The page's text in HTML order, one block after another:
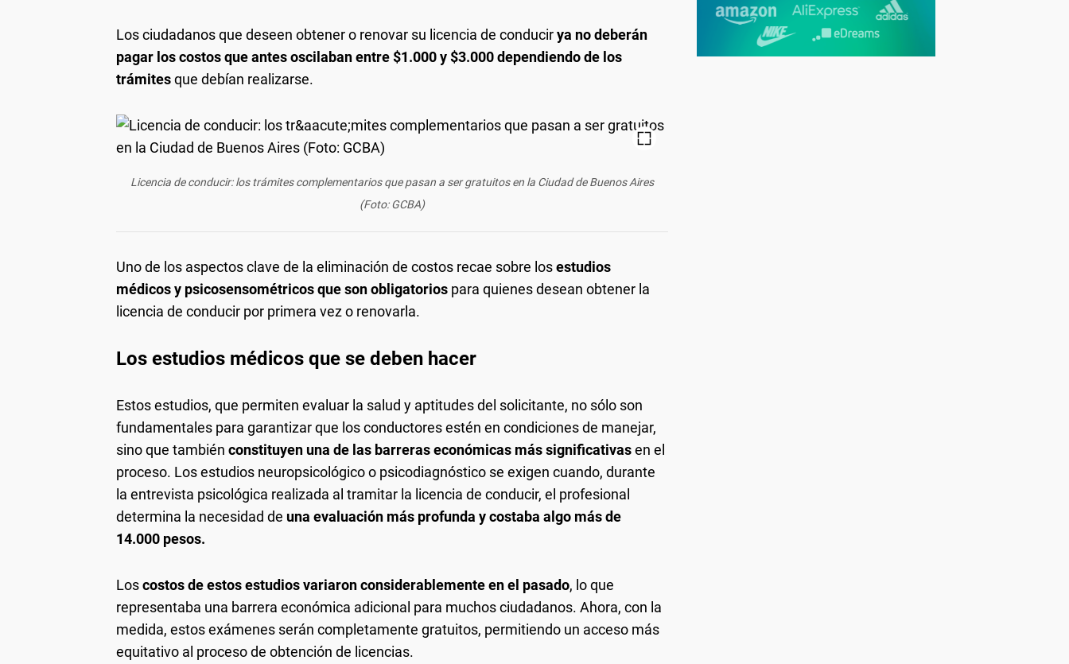
Los ciudadanos que deseen obtener o renovar su licencia de conducirya no deberán
pagar los costos que antes oscilaban entre $1.000 y $3.000 dependiendo de los
trámitesque debían realizarse.
Licencia de conducir: los trámites complementarios que pasan a ser gratuitos en la Ciudad de Buenos Aires
(Foto: GCBA)
Uno de los aspectos clave de la eliminación de costos recae sobre losestudios
médicos y psicosensométricos que son obligatorios para quienes desean obtener la
licencia de conducir por primera vez o renovarla.
Los estudios médicos que se deben hacer
Estos estudios, que permiten evaluar la salud y aptitudes del solicitante, no sólo son
fundamentales para garantizar que los conductores estén en condiciones de manejar,
sino que también constituyen una de las barreras económicas más significativasen el
proceso. Los estudios neuropsicológico o psicodiagnóstico se exigen cuando, durante
la entrevista psicológica realizada al tramitar la licencia de conducir, el profesional
determina la necesidad de una evaluación más profunda y costaba algo más de
14.000 pesos.
Loscostos de estos estudios variaron considerablemente en el pasado, lo que
representaba una barrera económica adicional para muchos ciudadanos. Ahora, con la
medida, estos exámenes serán completamente gratuitos, permitiendo un acceso más
equitativo al proceso de obtención de licencias.